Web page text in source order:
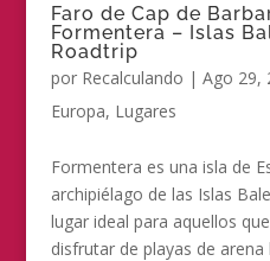
Faro de Cap de
Formentera – Islas
Roadtrip
por Recalculando | Ago 29,
Europa, Lugares
Formentera es una isla de
archipiélago de las Islas
lugar ideal para aquellos
disfrutar de playas de